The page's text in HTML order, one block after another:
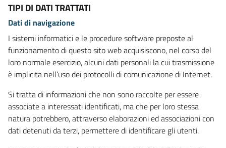
TIPI DI DATI TRATTATI
Dati di navigazione
I sistemi informatici e le procedure software preposte al
funzionamento di questo sito web acquisiscono, nel corso del
loro normale esercizio, alcuni dati personali la cui trasmissione
è implicita nell’uso dei protocolli di comunicazione di Internet.
Si tratta di informazioni che non sono raccolte per essere
associate a interessati identificati, ma che per loro stessa
natura potrebbero, attraverso elaborazioni ed associazioni con
dati detenuti da terzi, permettere di identificare gli utenti.